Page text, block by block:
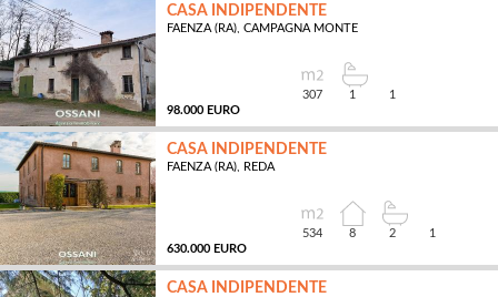
CASA INDIPENDENTE
FAENZA (RA), CAMPAGNA MONTE
98.000 EURO
307 1 1
CASA INDIPENDENTE
FAENZA (RA), REDA
630.000 EURO
534 8 2 1
CASA INDIPENDENTE